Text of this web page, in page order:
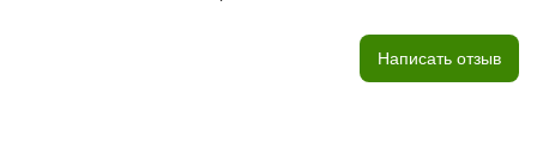
Написать отзыв